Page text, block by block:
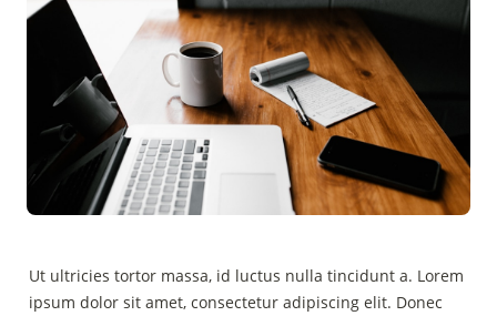
Ut ultricies tortor massa, id luctus nulla tincidunt a. Lorem
ipsum dolor sit amet, consectetur adipiscing elit. Donec